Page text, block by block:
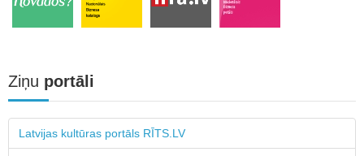
Ziņu portāli
Latvijas kultūras portāls RĪTS.LV